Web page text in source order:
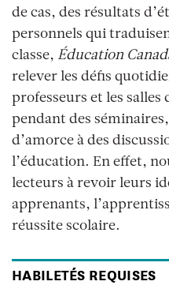
de cas, des résultats
personnels qui
classe, Éducation
relever les défis
professeurs et les
pendant des
d’amorce à des
l’éducation. En effet,
lecteurs à revoir leurs
apprenants,
réussite scolaire.
HABILETÉS REQUISES